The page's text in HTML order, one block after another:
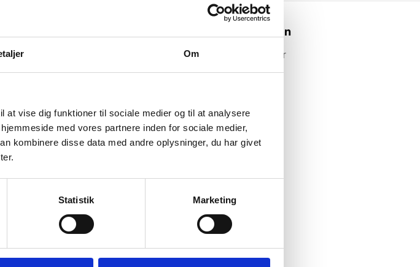
Om
at vise dig funktioner til sociale medier og til at analysere
med vores partnere inden for sociale medier,
kombinere disse data med andre oplysninger, du har givet
Statistik Marketing
Forside
Kortbetaling
Webshoppen
Alle produkter